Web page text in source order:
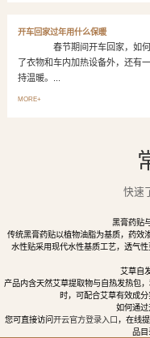
开车回家过年用什么保暖
春节期间开车回家，如何保
了衣物和车内加热设备外，还有
持温暖。...
MORE+
快速
黑膏药贴
传统黑膏药贴以植物油脂为基质，药效
水性贴采用现代水性基质工艺，透气
艾草自
产品内含天然艾草提取物与自热发热包
时，可配合艾草有效成
如何通过
您可直接访问 开云官方登录入口，在线
品目